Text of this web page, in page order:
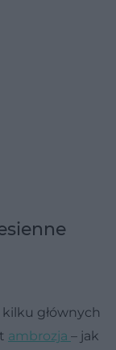
głównych
ambrozja – jak